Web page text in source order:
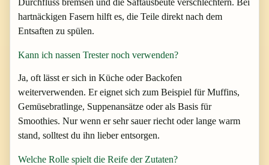
Durchfluss bremsen und die Saftausbeute verschlechtern. Bei
hartnäckigen Fasern hilft es, die Teile direkt nach dem
Entsaften zu spülen.
Kann ich nassen Trester noch verwenden?
Ja, oft lässt er sich in Küche oder Backofen
weiterverwenden. Er eignet sich zum Beispiel für Muffins,
Gemüsebratlinge, Suppenansätze oder als Basis für
Smoothies. Nur wenn er sehr sauer riecht oder lange warm
stand, solltest du ihn lieber entsorgen.
Welche Rolle spielt die Reife der Zutaten?